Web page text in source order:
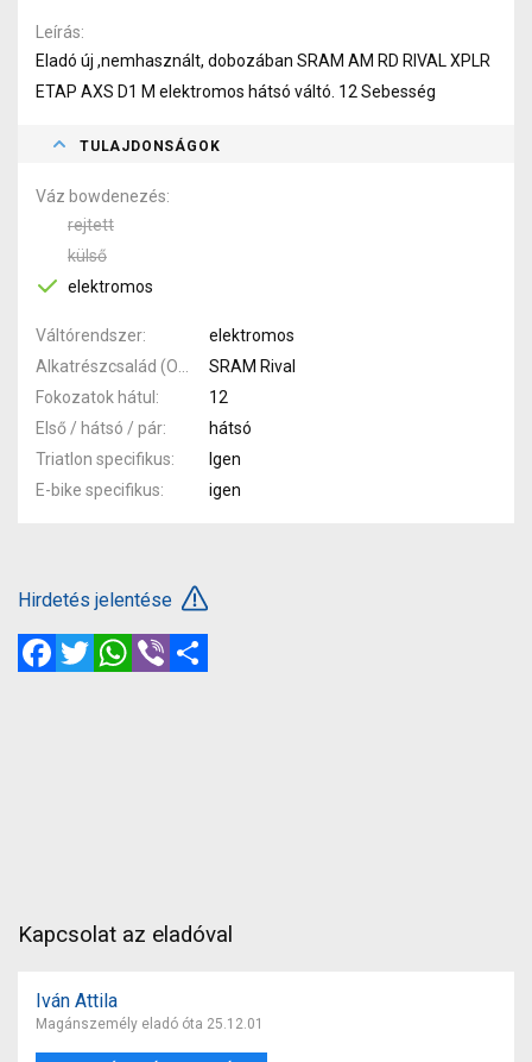
Leírás
Eladó új ,nemhasznált, dobozában SRAM AM RD RIVAL XPLR
ETAP AXS D1 M elektromos hátsó váltó. 12 Sebesség
TULAJDONSÁGOK
Váz bowdenezés
rejtett
külső
elektromos
Váltórendszer
elektromos
SRAM Rival
Fokozatok hátul
12
Első / hátsó / pár
hátsó
Triatlon specifikus
Igen
E-bike specifikus
igen
Hirdetés jelentése
FacebookTwitterWhatsApp
Viber
Kapcsolat az eladóval
Iván Attila
Magánszemély eladó óta 25.12.01